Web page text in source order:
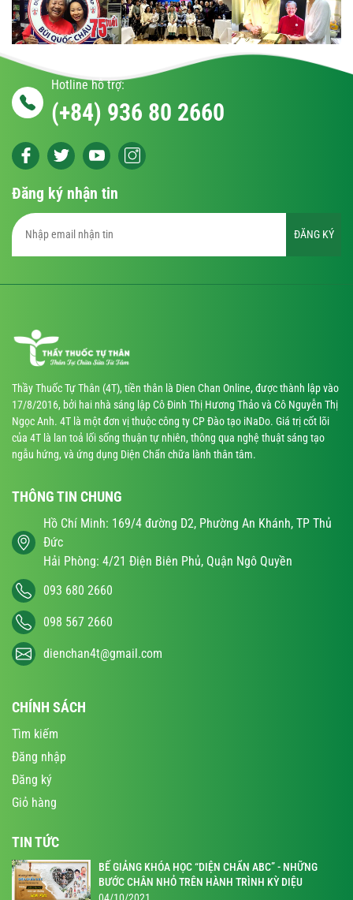
Hotline hỗ trợ:
(+84) 936 80 2660
Đăng ký nhận tin
ĐĂNG KÝ
Thầy Thuốc Tự Thân (4T), tiền thân là Dien Chan Online, được thành lập vào
17/8/2016, bởi hai nhà sáng lập Cô Đinh Thị Hương Thảo và Cô Nguyễn Thị
Ngọc Anh. 4T là một đơn vị thuộc công ty CP Đào tạo iNaDo. Giá trị cốt lõi
của 4T là lan toả lối sống thuận tự nhiên, thông qua nghệ thuật sáng tạo
ngẫu hứng, và ứng dụng Diện Chẩn chữa lành thân tâm.
THÔNG TIN CHUNG
Hồ Chí Minh: 169/4 đường D2, Phường An Khánh, TP Thủ
Đức
Hải Phòng: 4/21 Điện Biên Phủ, Quận Ngô Quyền
093 680 2660
098 567 2660
dienchan4t@gmail.com
CHÍNH SÁCH
Tìm kiếm
Đăng nhập
Đăng ký
Giỏ hàng
TIN TỨC
BẾ GIẢNG KHÓA HỌC “DIỆN CHẨN ABC” - NHỮNG
BƯỚC CHÂN NHỎ TRÊN HÀNH TRÌNH KỲ DIỆU